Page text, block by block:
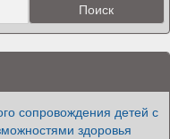
сопровождения детей с
здоровья